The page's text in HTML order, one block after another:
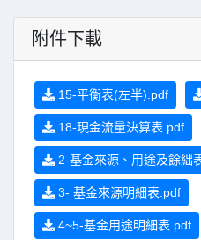
附件下載
15-平衡表(左半).pdf
18-現金流量決算表.pdf
2-基金來源、用途及餘絀
3- 基金來源明細表.pdf
4~5-基金用途明細表.pdf